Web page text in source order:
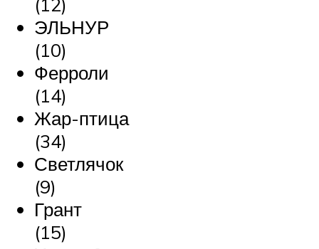
(12)
ЭЛЬНУР
(10)
Ферроли
(14)
Жар-птица
(34)
Светлячок
(9)
Грант
(15)